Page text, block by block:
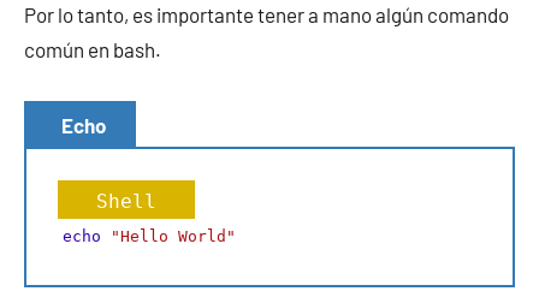
Por lo tanto, es importante tener a mano algún comando
común en bash.
Echo
Shell
echo "Hello World"